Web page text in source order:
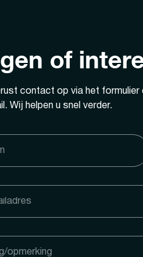
of
contact op via het
Wij helpen u snel verder.